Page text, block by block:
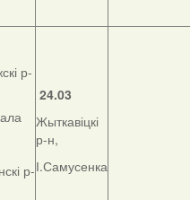
р-
р-
24.03
Жыткавіцкі
р-н,
І.Самусенка